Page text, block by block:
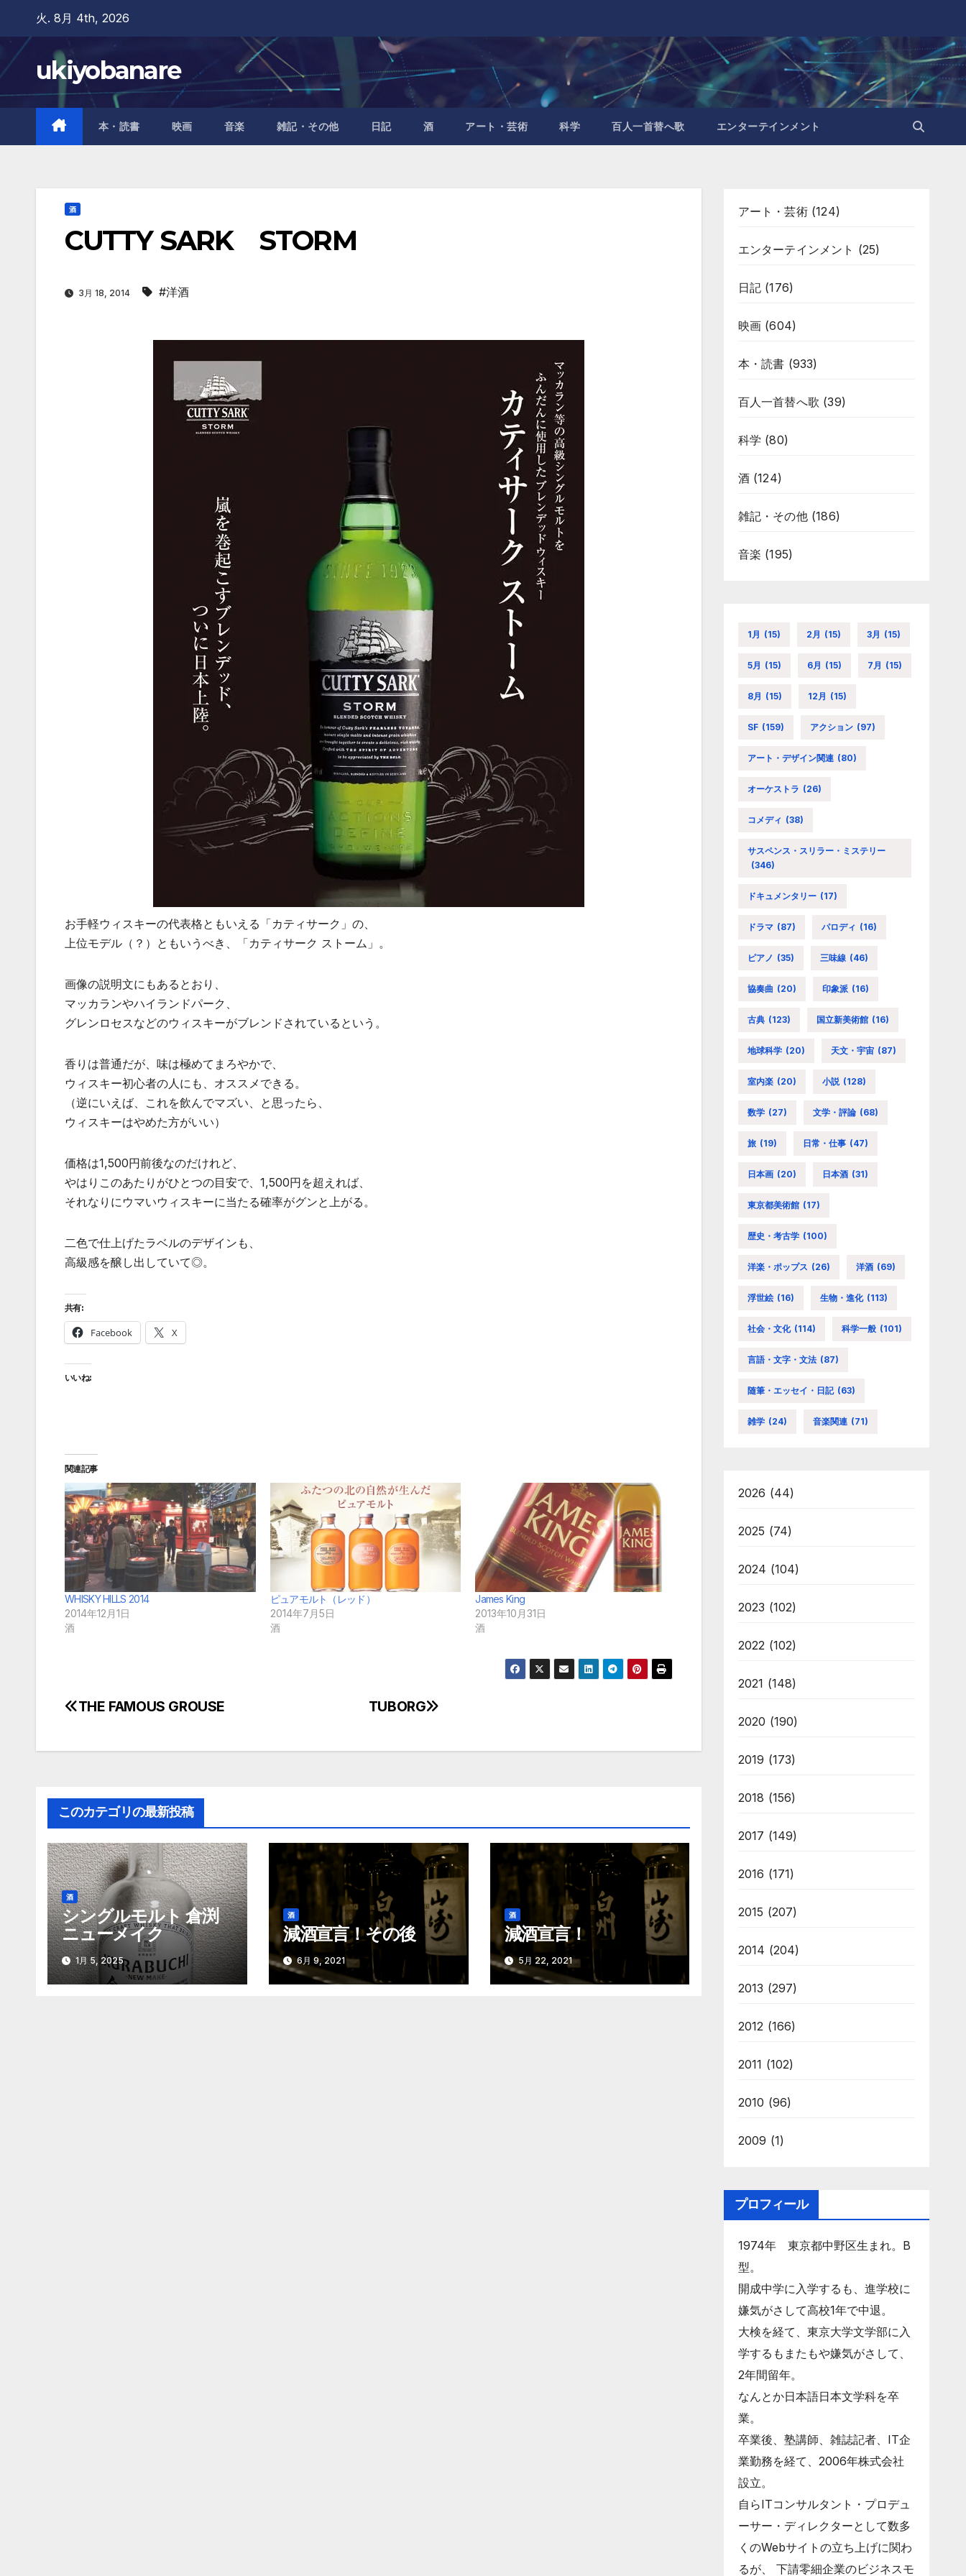
content
火. 8月 4th, 2026
ukiyobanare
本・読書 映画 音楽 雑記・その他 日記 酒 アート・芸術 科学 百人一首替へ歌 エンターテインメント
酒
CUTTY SARK STORM
3月 18, 2014 #洋酒
お手軽ウィスキーの代表格ともいえる「カティサーク」の、
上位モデル（？）ともいうべき、「カティサーク ストーム」。
画像の説明文にもあるとおり、
マッカランやハイランドパーク、
グレンロセスなどのウィスキーがブレンドされているという。
香りは普通だが、味は極めてまろやかで、
ウィスキー初心者の人にも、オススメできる。
（逆にいえば、これを飲んでマズい、と思ったら、
ウィスキーはやめた方がいい）
価格は1,500円前後なのだけれど、
やはりこのあたりがひとつの目安で、1,500円を超えれば、
それなりにウマいウィスキーに当たる確率がグンと上がる。
二色で仕上げたラベルのデザインも、
高級感を醸し出していて◎。
共有:
Facebook X
いいね:
関連記事
WHISKY HILLS 2014
2014年12月1日
酒
ピュアモルト（レッド）
2014年7月5日
酒
James King
2013年10月31日
酒
投
ビ
ゲ
ー
シ
ョ
ン
TUBORG
THE FAMOUS GROUSE
このカテゴリの最新投稿
酒
シングルモルト 倉渕
ニューメイク
1月 5, 2025
酒
減酒宣言！その後
6月 9, 2021
酒
減酒宣言！
5月 22, 2021
アート・芸術(124)
エンターテインメント (25)
日記(176)
映画(604)
本・読書 (933)
百人一首替へ歌 (39)
科学 (80)
酒(124)
雑記・その他(186)
音楽 (195)
1月 (15) 2月 (15) 3月 (15)
5月 (15) 6月 (15) 7月 (15)
8月 (15) 12月 (15)
SF (159) アクション (97)
アート・デザイン関連 (80)
オーケストラ (26)
コメディ (38)
サスペンス・スリラー・ミステリー
(346)
ドキュメンタリー (17)
ドラマ (87) パロディ (16)
ピアノ (35) 三味線 (46)
協奏曲 (20) 印象派 (16)
古典 (123) 国立新美術館 (16)
地球科学 (20) 天文・宇宙 (87)
室内楽 (20) 小説 (128)
数学 (27) 文学・評論 (68)
旅 (19) 日常・仕事 (47)
日本画 (20) 日本酒 (31)
東京都美術館 (17)
歴史・考古学 (100)
洋楽・ポップス (26) 洋酒 (69)
浮世絵 (16) 生物・進化 (113)
社会・文化 (114) 科学一般 (101)
言語・文字・文法 (87)
随筆・エッセイ・日記 (63)
雑学 (24) 音楽関連 (71)
2026 (44)
2025 (74)
2024 (104)
2023 (102)
2022 (102)
2021 (148)
2020 (190)
2019 (173)
2018 (156)
2017 (149)
2016 (171)
2015 (207)
2014 (204)
2013 (297)
2012 (166)
2011 (102)
2010 (96)
2009 (1)
プロフィール
1974年 東京都中野区生まれ。B
型。
開成中学に入学するも、進学校に
嫌気がさして高校1年で中退。
大検を経て、東京大学文学部に入
学するもまたもや嫌気がさして、
2年間留年。
なんとか日本語日本文学科を卒
業。
卒業後、塾講師、雑誌記者、IT企
業勤務を経て、2006年株式会社
設立。
自らITコンサルタント・プロデュ
ーサー・ディレクターとして数多
くのWebサイトの立ち上げに関わ
るが、 下請零細企業のビジネスモ